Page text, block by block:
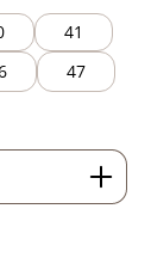
41
47
or